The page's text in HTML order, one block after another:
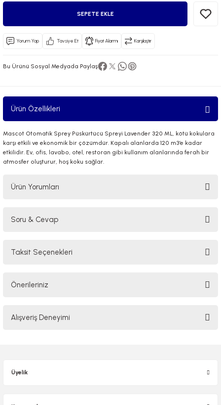
Spreyi
Yağ
SEPETE EKLE
Yorum Yap Tavsiye Et Fiyat Alarmı Karşılaştır
Bu Ürünü Sosyal Medyada Paylaş
Ürün Özellikleri
Mascot Otomatik Sprey Püskürtücü Spreyi Lavender 320 ML, kötü kokulara
karşı etkili ve ekonomik bir çözümdür. Kapalı alanlarda 120 m3’e kadar
etkilidir. Ev, ofis, lavabo, otel, restoran gibi kullanım alanlarında ferah bir
atmosfer oluşturur, hoş koku sağlar.
Ürün Yorumları
Soru & Cevap
Taksit Seçenekleri
Önerileriniz
yetersiz gördüğünüz noktaları öneri formunu kullanarak tarafımıza
Ürün açıklamasında eksik bilgiler bulunuyor.
Alışveriş Deneyimi
Üyelik